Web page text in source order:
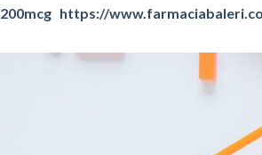
200mcg https://